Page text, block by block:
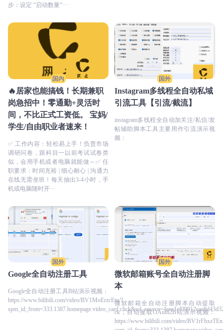
步：设定 “启动数量”···
国内
🔥居家也能搞钱！长期兼职
岗急招中！零通勤+灵活时
间，不比正式工资低。 宝妈/
学生/自由职业者速来！
✅ 工作内容：轻松易上手！负责市场
调研问卷，跟科目一以前考试试卷类
似，会用手机或者电脑就能做～✅ 任
职要求：时间充裕 | 细心耐心 | 沟通力
在线无需坐班！每天抽出3-4小时，手
机或电脑随时开···
国外
Instagram多线程全自动私域
引流工具【引流/截流】
instagram多线程全自动加关注/私信/发
帖辅助脚本工具主要用作引流演示视
频：
国外
Google全自动注册工具
Google全自动注册工具B站演示视频：
https://www.bilibili.com/video/BV1MoErzcEtn/?
国外
微软邮箱账号全自动注册脚
本
微软邮箱全自动注册脚本自动提取
ck，自动提取OAuth2B站演示视频：
https://www.bilibili.com/video/